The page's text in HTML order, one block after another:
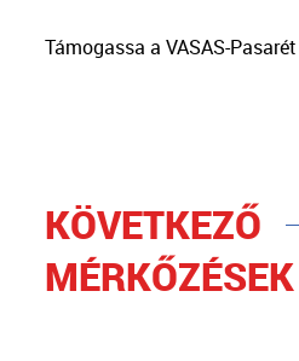
Támogassa a VASAS-
KÖVETKEZŐ
MÉRKŐZÉSEK